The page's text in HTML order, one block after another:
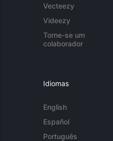
Vecteezy
Videezy
Torne-se um
colaborador
Idiomas
English
Español
Português